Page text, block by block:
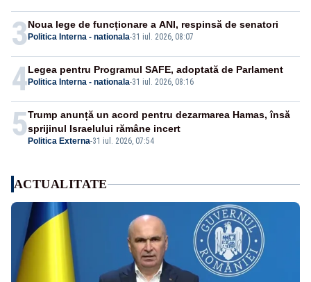
3 Politica Interna - nationala-31 iul. 2026, 08:07
Noua lege de funcționare a ANI, respinsă de senatori
4 Politica Interna - nationala-31 iul. 2026, 08:16
Legea pentru Programul SAFE, adoptată de Parlament
5 Politica Externa-31 iul. 2026, 07:54
Trump anunță un acord pentru dezarmarea Hamas, însă
sprijinul Israelului rămâne incert
ACTUALITATE